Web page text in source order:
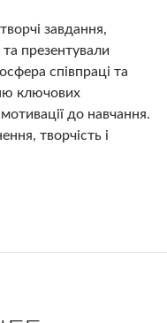
завдання,
презентували
співпраці та
ключових
до навчання.
творчість і